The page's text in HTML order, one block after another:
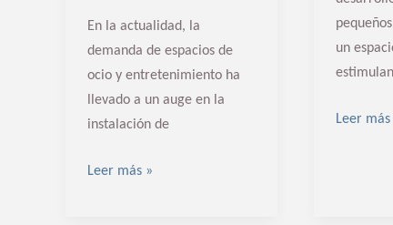
En la actualidad, la
demanda de espacios de
ocio y entretenimiento ha
llevado a un auge en la
instalación de
Leer más »
un
Leer más